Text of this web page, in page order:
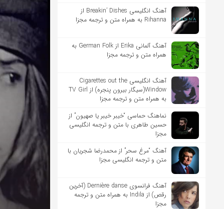
آهنگ انگلیسی Breakin’ Dishes از
Rihanna به همراه متن و ترجمه مجزا
آهنگ آلمانی Erika از German Folk به
همراه متن و ترجمه مجزا
آهنگ انگلیسی Cigarettes out the
Window(سیگار بیرون پنجره) از TV Girl
به همراه متن و ترجمه مجزا
نماهنگ حماسی “خیبر خیبر یا صهیون” از
حسین طاهری با متن و ترجمه انگلیسی
مجزا
آهنگ “مرغ سحر” از محمدرضا شجریان با
متن و ترجمه انگلیسی مجزا
آهنگ فرانسوی Dernière danse (آخرین
رقص) از Indila به همراه متن و ترجمه
مجزا